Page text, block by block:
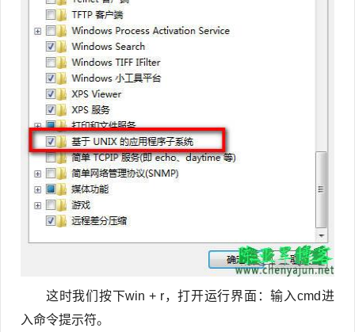
这时我们按下win + r，打开运行界面：输入cmd进
入命令提示符。